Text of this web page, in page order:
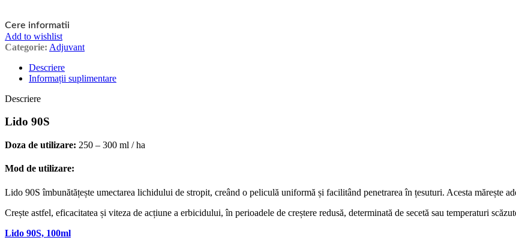
Cere informatii
Add to wishlist
Categorie: Adjuvant
Descriere
Informații suplimentare
Descriere
Lido 90S
Doza de utilizare: 250 – 300 ml / ha
Mod de utilizare:
Lido 90S îmbunătățește umectarea lichidului de stropit, creând o peliculă uniformă și facilitând penetrarea în țesuturi. Acesta mărește
Crește astfel, eficacitatea și viteza de acțiune a erbicidului, în perioadele de creștere redusă, determinată de secetă sau temperaturi
Lido 90S, 100ml